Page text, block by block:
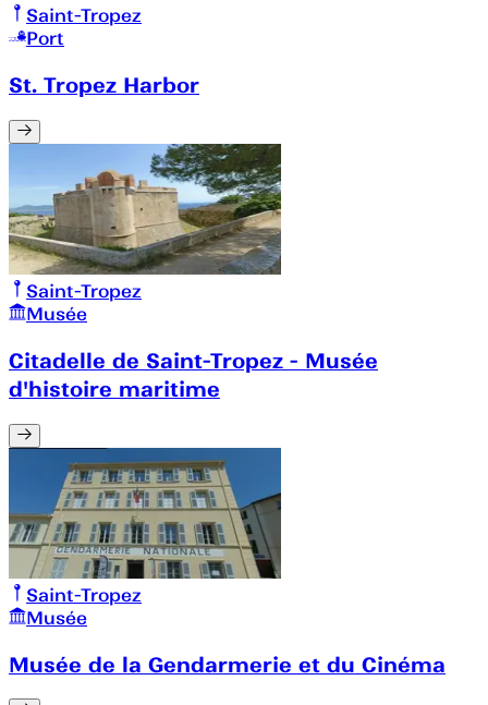
Saint-Tropez
Port
St. Tropez Harbor
Saint-Tropez
Musée
Citadelle de Saint-Tropez - Musée
d'histoire maritime
Saint-Tropez
Musée
Musée de la Gendarmerie et du Cinéma